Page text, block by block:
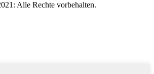
Alle Rechte vorbehalten.